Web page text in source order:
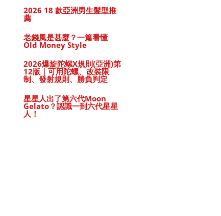
2026 18 款亞洲男生髮型推
薦
老錢風是甚麼？一篇看懂
Old Money Style
2026爆旋陀螺X規則(亞洲)第
12版｜可用陀螺、改裝限
制、發射規則、勝負判定
星星人出了第六代Moon
Gelato？認識一到六代星星
人！